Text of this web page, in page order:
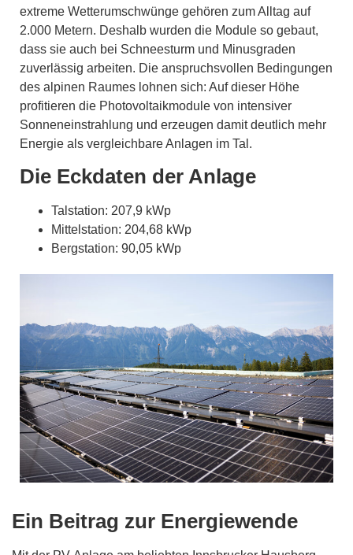
extreme Wetterumschwünge gehören zum Alltag auf
2.000 Metern. Deshalb wurden die Module so gebaut,
dass sie auch bei Schneesturm und Minusgraden
zuverlässig arbeiten. Die anspruchsvollen Bedingungen
des alpinen Raumes lohnen sich: Auf dieser Höhe
profitieren die Photovoltaikmodule von intensiver
Sonneneinstrahlung und erzeugen damit deutlich mehr
Energie als vergleichbare Anlagen im Tal.
Die Eckdaten der Anlage
Talstation: 207,9 kWp
Mittelstation: 204,68 kWp
Bergstation: 90,05 kWp
Ein Beitrag zur Energiewende